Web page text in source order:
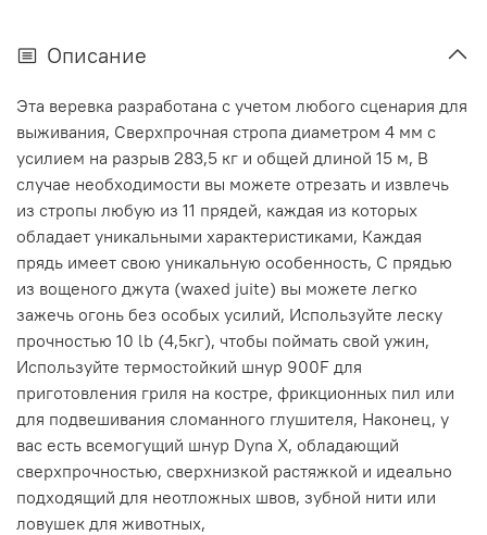
Описание
Эта веревка разработана с учетом любого сценария для
выживания, Сверхпрочная стропа диаметром 4 мм с
усилием на разрыв 283,5 кг и общей длиной 15 м, В
случае необходимости вы можете отрезать и извлечь
из стропы любую из 11 прядей, каждая из которых
обладает уникальными характеристиками, Каждая
прядь имеет свою уникальную особенность, С прядью
из вощеного джута (waxed juite) вы можете легко
зажечь огонь без особых усилий, Используйте леску
прочностью 10 lb (4,5кг), чтобы поймать свой ужин,
Используйте термостойкий шнур 900F для
приготовления гриля на костре, фрикционных пил или
для подвешивания сломанного глушителя, Наконец, у
вас есть всемогущий шнур Dyna X, обладающий
сверхпрочностью, сверхнизкой растяжкой и идеально
подходящий для неотложных швов, зубной нити или
ловушек для животных,